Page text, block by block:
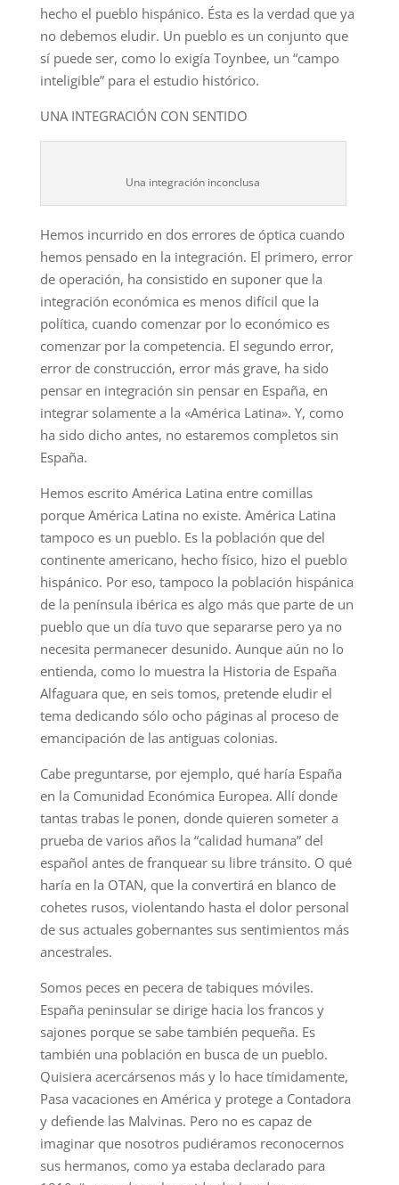
hecho el pueblo hispánico. Ésta es la verdad que ya
no debemos eludir. Un pueblo es un conjunto que
sí puede ser, como lo exigía Toynbee, un “campo
inteligible” para el estudio histórico.
UNA INTEGRACIÓN CON SENTIDO
Una integración inconclusa
Hemos incurrido en dos errores de óptica cuando
hemos pensado en la integración. El primero, error
de operación, ha consistido en suponer que la
integración económica es menos difícil que la
política, cuando comenzar por lo económico es
comenzar por la competencia. El segundo error,
error de construcción, error más grave, ha sido
pensar en integración sin pensar en España, en
integrar solamente a la «América Latina». Y, como
ha sido dicho antes, no estaremos completos sin
España.
Hemos escrito América Latina entre comillas
porque América Latina no existe. América Latina
tampoco es un pueblo. Es la población que del
continente americano, hecho físico, hizo el pueblo
hispánico. Por eso, tampoco la población hispánica
de la península ibérica es algo más que parte de un
pueblo que un día tuvo que separarse pero ya no
necesita permanecer desunido. Aunque aún no lo
entienda, como lo muestra la Historia de España
Alfaguara que, en seis tomos, pretende eludir el
tema dedicando sólo ocho páginas al proceso de
emancipación de las antiguas colonias.
Cabe preguntarse, por ejemplo, qué haría España
en la Comunidad Económica Europea. Allí donde
tantas trabas le ponen, donde quieren someter a
prueba de varios años la “calidad humana” del
español antes de franquear su libre tránsito. O qué
haría en la OTAN, que la convertirá en blanco de
cohetes rusos, violentando hasta el dolor personal
de sus actuales gobernantes sus sentimientos más
ancestrales.
Somos peces en pecera de tabiques móviles.
España peninsular se dirige hacia los francos y
sajones porque se sabe también pequeña. Es
también una población en busca de un pueblo.
Quisiera acercársenos más y lo hace tímidamente,
Pasa vacaciones en América y protege a Contadora
y defiende las Malvinas. Pero no es capaz de
imaginar que nosotros pudiéramos reconocernos
sus hermanos, como ya estaba declarado para